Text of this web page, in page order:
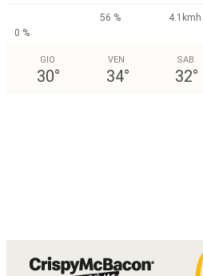
56 %
4.1kmh
0 %
GIO
30°
VEN
34°
SAB
32°